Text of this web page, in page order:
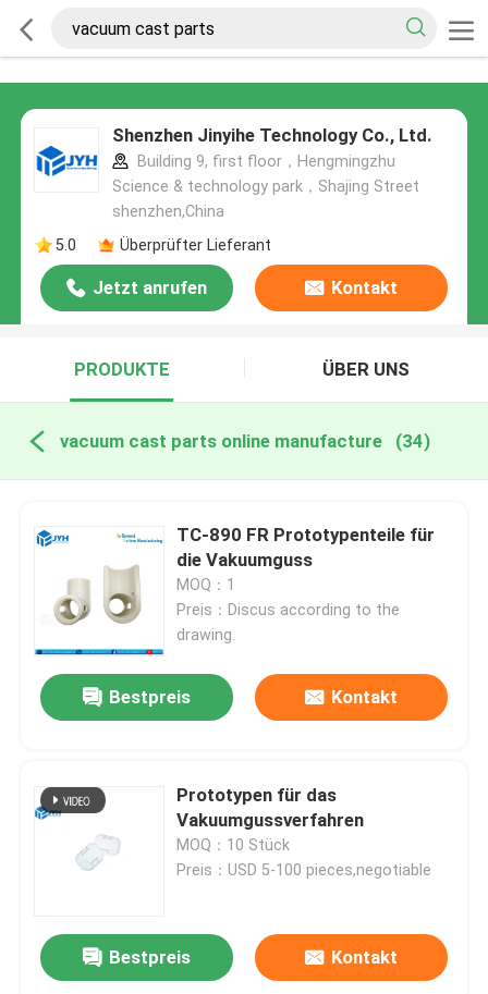
Shenzhen Jinyihe Technology Co., Ltd.
Building 9, first floor，Hengmingzhu
Science & technology park，Shajing Street
shenzhen,China
5.0
Überprüfter Lieferant
Jetzt anrufen Kontakt
PRODUKTE ÜBER UNS
vacuum cast parts online manufacture (34)
TC-890 FR Prototypenteile für
die Vakuumguss
MOQ：1
Preis：Discus according to the
drawing.
Bestpreis Kontakt
Prototypen für das
Vakuumgussverfahren
MOQ：10 Stück
Preis：USD 5-100 pieces,negotiable
Bestpreis Kontakt